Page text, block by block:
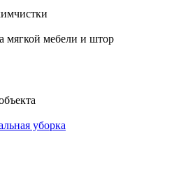
мягкой мебели и штор
уборка